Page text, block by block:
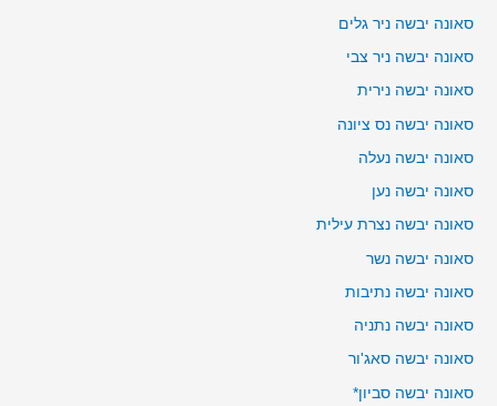
סאונה יבשה ניר גלים
סאונה יבשה ניר צבי
סאונה יבשה נירית
סאונה יבשה נס ציונה
סאונה יבשה נעלה
סאונה יבשה נען
סאונה יבשה נצרת עילית
סאונה יבשה נשר
סאונה יבשה נתיבות
סאונה יבשה נתניה
סאונה יבשה סאג'ור
סאונה יבשה סביון*